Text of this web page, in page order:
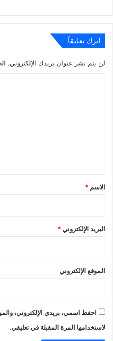
اترك تعليقاً
لن يتم نشر عنوان بريدك الإلكتروني.
*
الاسم *
البريد الإلكتروني*
الموقع الإلكتروني
احفظ اسمي، بريدي الإلكتروني،
لاستخدامها المرة المقبلة في تعليقي.